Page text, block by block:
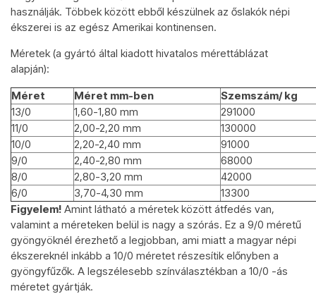
használják. Többek között ebből készülnek az őslakók népi
ékszerei is az egész Amerikai kontinensen.
Méretek (a gyártó által kiadott hivatalos mérettáblázat
alapján):
Méret
Méret mm-ben
Szemszám/ kg
13/0
1,60-1,80 mm
291000
11/0
2,00-2,20 mm
130000
10/0
2,20-2,40 mm
91000
9/0
2,40-2,80 mm
68000
8/0
2,80-3,20 mm
42000
6/0
3,70-4,30 mm
13300
Figyelem! Amint látható a méretek között átfedés van,
valamint a méreteken belül is nagy a szórás. Ez a 9/0 méretű
gyöngyöknél érezhető a legjobban, ami miatt a magyar népi
ékszereknél inkább a 10/0 méretet részesítik előnyben a
gyöngyfűzők. A legszélesebb színválasztékban a 10/0 -ás
méretet gyártják.